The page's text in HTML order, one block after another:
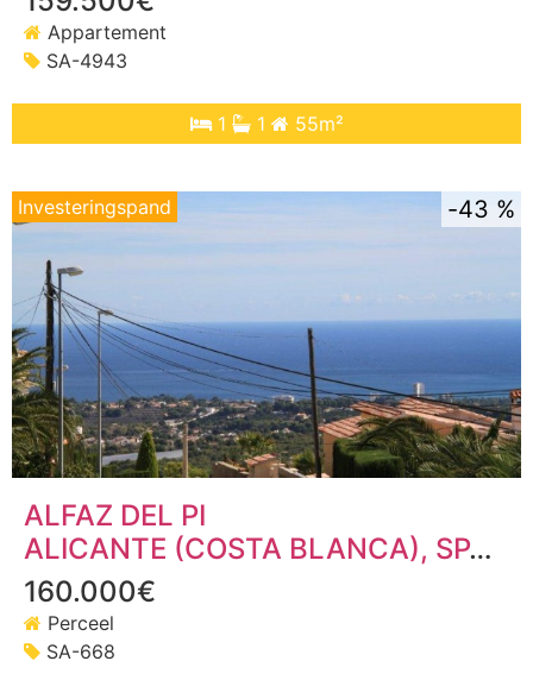
Appartement
SA-4943
1 1 55m²
43 %
Investeringspand
ALFAZ DEL PI
ALICANTE (COSTA BLANCA), SPANJE
160.000€
Perceel
SA-668